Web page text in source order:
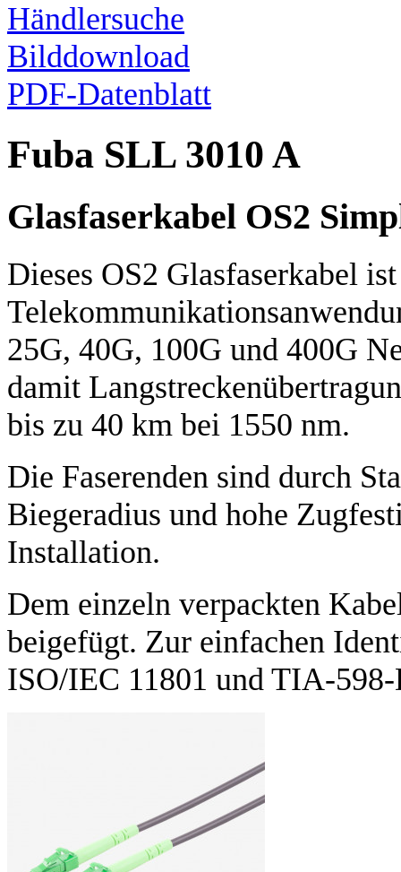
Händlersuche
Bilddownload
PDF-Datenblatt
Fuba SLL 3010 A
Glasfaserkabel OS2
Dieses OS2 Glasfaserkabel
25G, 40G, 100G und 400G
damit
bis zu 40 km bei 1550 nm.
Die Faserenden sind durch
Biegeradius und hohe
Installation.
Dem einzeln verpackten
beigefügt. Zur einfachen
ISO/IEC 11801 und TIA-